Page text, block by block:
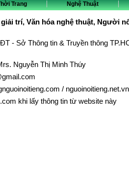
Trang Nghệ Thuật
trí, Văn hóa nghệ thuật, Người
- Sở Thông tin & Truyền thông
Nguyễn Thị Minh Thúy
/ nguoinoitieng.net.vn
khi lấy thông tin từ website này